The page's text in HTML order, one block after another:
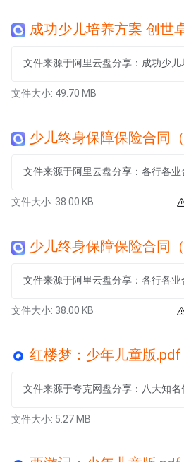
成功少儿培养方案 创世
文件大小: 49.70 MB
少儿终身保障保险合同
文件大小: 38.00 KB
少儿终身保障保险合同
文件大小: 38.00 KB
红楼梦：少年儿童版.pdf
文件来源于夸克网盘分享：八大知
文件大小: 5.27 MB